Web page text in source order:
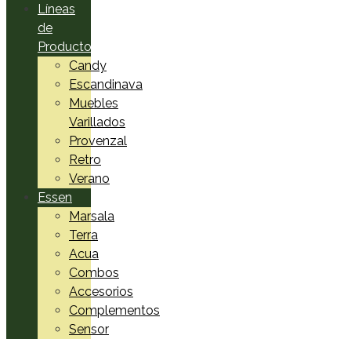
Líneas
de
Productos
Candy
Escandinava
Muebles
Varillados
Provenzal
Retro
Verano
Essen
Marsala
Terra
Acua
Combos
Accesorios
Complementos
Sensor